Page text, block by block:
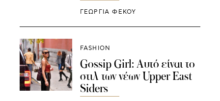
ΓΕΩΡΓΙΑ ΦΕΚΟΥ
FASHION
Gοssip Girl: Αυτό είναι το
στιλ των νέων Upper East
Siders